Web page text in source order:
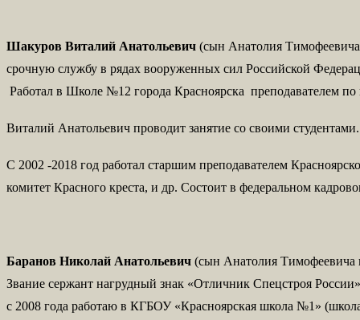
Шакуров Виталий Анатольевич (сын Анатолия
срочную службу в рядах вооруженных сил Российской
Работал в Школе №12 города Красноярска преподавателем по
Виталий Анатольевич проводит занятие со своими студентами.
С 2002 -2018 год работал старшим преподавателем
комитет Красного креста, и др. Состоит в федеральном
Баранов Николай Анатольевич (сын Анатолия
Звание сержант нагрудный знак «Отличник Спецстроя
с 2008 года работаю в КГБОУ «Красноярская школа №1»